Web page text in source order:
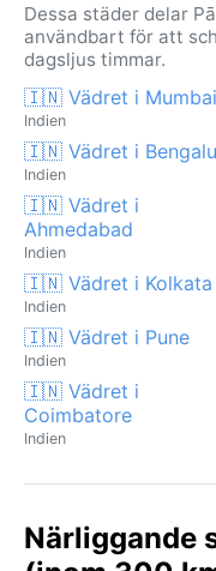
Dessa städer delar
användbart för att
dagsljus timmar.
🇮🇳 Vädret i Mumbai
Indien
🇮🇳 Vädret i
Indien
🇮🇳 Vädret i
Ahmedabad
Indien
🇮🇳 Vädret i Kolkata
Indien
🇮🇳 Vädret i Pune
Indien
🇮🇳 Vädret i
Coimbatore
Indien
Närliggande